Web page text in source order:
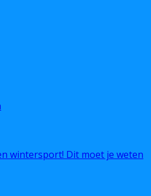
wintersport! Dit moet je weten